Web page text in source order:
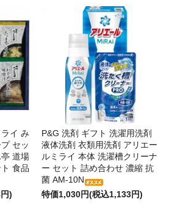
イ み
セッ
道場
食品
)
P&G 洗剤 ギフト 洗濯用洗剤
液体洗剤 衣類用洗剤 アリエー
ルミライ 本体 洗濯槽クリーナ
ー セット 詰め合わせ 濃縮 抗
菌 AM-10N
特価1,030円(税込1,133円)